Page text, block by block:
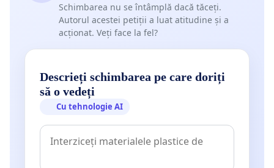
Schimbarea nu se întâmplă dacă tăceți.
Autorul acestei petiții a luat atitudine și a
acționat. Veți face la fel?
Descrieți schimbarea pe care doriți
să o vedeți
Cu tehnologie AI